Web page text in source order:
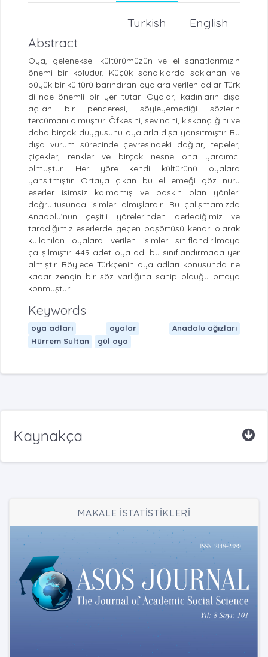
English
Turkish
Abstract
Oya, geleneksel kültürümüzün ve el sanatlarımızın
önemi bir koludur. Küçük sandıklarda saklanan ve
büyük bir kültürü barındıran oyalara verilen adlar Türk
dilinde önemli bir yer tutar. Oyalar, kadınların dışa
açılan bir penceresi, söyleyemediği sözlerin
tercümanı olmuştur. Öfkesini, sevincini, kıskançlığını ve
daha birçok duygusunu oyalarla dışa yansıtmıştır. Bu
dışa vurum sürecinde çevresindeki dağlar, tepeler,
çiçekler, renkler ve birçok nesne ona yardımcı
olmuştur. Her yöre kendi kültürünü oyalara
yansıtmıştır. Ortaya çıkan bu el emeği göz nuru
eserler isimsiz kalmamış ve baskın olan yönleri
doğrultusunda isimler almışlardır. Bu çalışmamızda
Anadolu’nun çeşitli yörelerinden derlediğimiz ve
taradığımız eserlerde geçen başörtüsü kenarı olarak
kullanılan oyalara verilen isimler sınıflandırılmaya
çalışılmıştır. 449 adet oya adı bu sınıflandırmada yer
almıştır. Böylece Türkçenin oya adları konusunda ne
kadar zengin bir söz varlığına sahip olduğu ortaya
konmuştur.
Keywords
oya adları oyalar
Anadolu ağızları
Hürrem Sultan
gül oya
Kaynakça
MAKALE İSTATİSTİKLERİ